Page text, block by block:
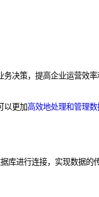
决策，提高企业运营效率
以更加高效地处理和管理数
库进行连接，实现数据